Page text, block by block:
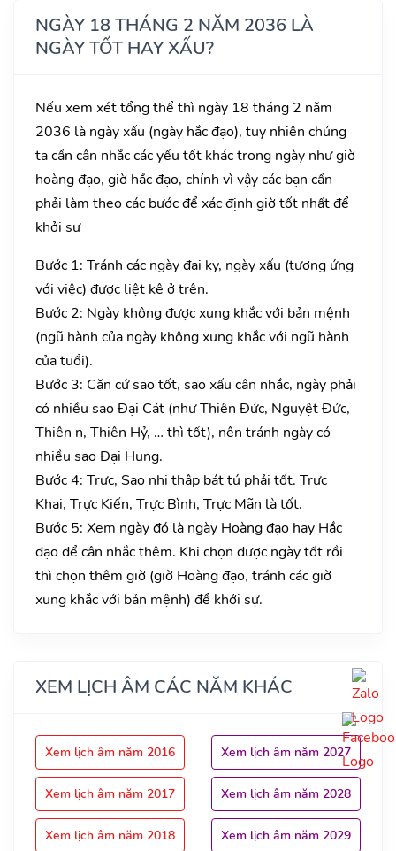
NGÀY 18 THÁNG 2 NĂM 2036 LÀ
NGÀY TỐT HAY XẤU?
Nếu xem xét tổng thể thì ngày 18 tháng 2 năm
2036 là ngày xấu (ngày hắc đạo), tuy nhiên chúng
ta cần cân nhắc các yếu tốt khác trong ngày như giờ
hoàng đạo, giờ hắc đạo, chính vì vậy các bạn cần
phải làm theo các bước để xác định giờ tốt nhất để
khởi sự
Bước 1: Tránh các ngày đại kỵ, ngày xấu (tương ứng
với việc) được liệt kê ở trên.
Bước 2: Ngày không được xung khắc với bản mệnh
(ngũ hành của ngày không xung khắc với ngũ hành
của tuổi).
Bước 3: Căn cứ sao tốt, sao xấu cân nhắc, ngày phải
có nhiều sao Đại Cát (như Thiên Đức, Nguyệt Đức,
Thiên n, Thiên Hỷ, … thì tốt), nên tránh ngày có
nhiều sao Đại Hung.
Bước 4: Trực, Sao nhị thập bát tú phải tốt. Trực
Khai, Trực Kiến, Trực Bình, Trực Mãn là tốt.
Bước 5: Xem ngày đó là ngày Hoàng đạo hay Hắc
đạo để cân nhắc thêm. Khi chọn được ngày tốt rồi
thì chọn thêm giờ (giờ Hoàng đạo, tránh các giờ
xung khắc với bản mệnh) để khởi sự.
XEM LỊCH ÂM CÁC NĂM KHÁC
Xem lịch âm năm 2016
Xem lịch âm năm 2017
Xem lịch âm năm 2018
Xem lịch âm năm 2027
Xem lịch âm năm 2028
Xem lịch âm năm 2029